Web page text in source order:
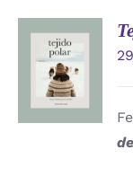
AÑADIR
AL
CARRITO
/
DETALLES